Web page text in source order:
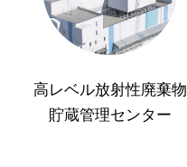
高レベル放射性廃棄物
貯蔵管理センター